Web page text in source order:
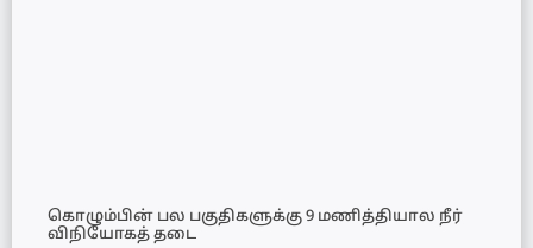
கொழும்பின் பல பகுதிகளுக்கு 9 மணித்தியால நீர்
விநியோகத் தடை